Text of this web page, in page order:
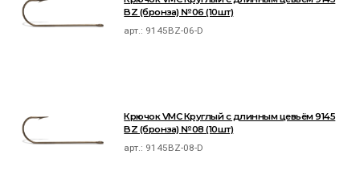
BZ (бронза) №06 (10шт)
арт.: 9145BZ-06-D
Крючок VMC Круглый с длинным цевьём 9145
BZ (бронза) №08 (10шт)
арт.: 9145BZ-08-D